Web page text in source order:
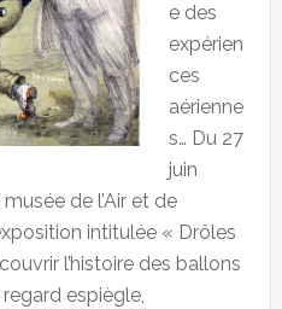
e des
expérien
ces
aérienne
s… Du 27
juin
de l’Air et de
intitulée « Drôles
l’histoire des ballons
espiègle,